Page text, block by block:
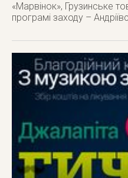
«Марвінок», Грузинське
програмі заходу –